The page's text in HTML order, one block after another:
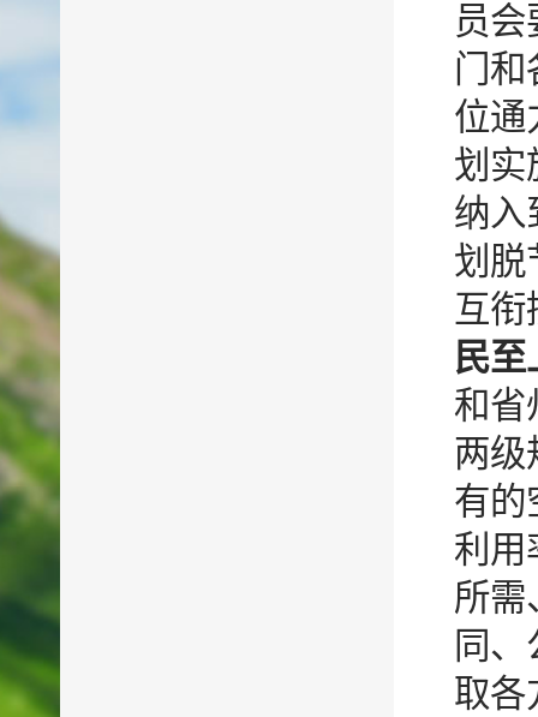
员
门和
位通
划实
纳入
划脱
互衔
民至
和省
两级
有的
利用
所需
同
取各